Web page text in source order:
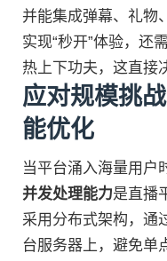
并能集成弹幕、礼物
实现“秒开”体验，还
热上下功夫，这直接
应对规模挑
能优化
当平台涌入海量用户
并发处理能力是直播
采用分布式架构，通
台服务器上，避免单